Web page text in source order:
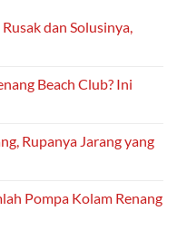
dan Solusinya,
Beach Club? Ini
Rupanya Jarang yang
Pompa Kolam Renang